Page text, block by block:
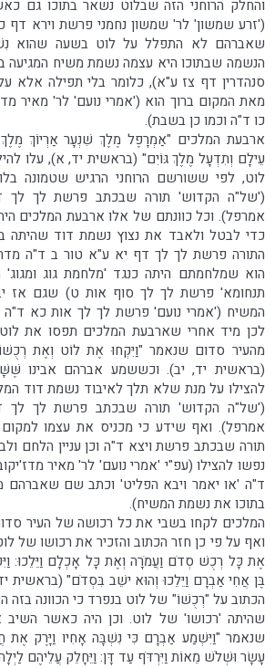
והחלק הרוחני הזה שבלוט נשאר בתוכו גם
('זרע שמשון' לר' שמשון נחמני פרשת וירא דף
שאברהם לא התפלל על לוט בשעה שהוא
הנשמה שבתוכו היא עצמה נשמת משיח המגיעה
סנהדרין דף צז ע"א), כלומר בלי תפילה אלא
מאת המקום ברוך הוא ('אמרי נועם' לר' מאיר
כו ד"ה וכמו כן בשבת).
ארבעת המלכים "אַמְרָפֶל מֶלֶךְ שִׁנְעָר אַרְיוֹךְ
עֵילָם וְתִדְעָל מֶלֶךְ גּוֹיִם" (בראשית יד, א), עלו
לוט, לפי ששורשם הרוחני הרגיש שטמונה
('של"ה הקדוש' תורה שבכתב פרשת לך לך
אמרפל). וכל כוונתם של אלו ארבעת המלכים
כדי לבטל ולאבד את נצוץ נשמת דוד שהיתה
התורה פרשת לך לך דף יא ע"א טור ב ד"ה
הוא שמלחמתם היתה כנגד 'מלחמת גוג
תנחומא' פרשת לך לך סוף אות ט) שגם אז
המשיח ('אמרי נועם' פרשת לך לך אות כא ד"ה
לכן מיד אחרי שארבעת המלכים תפסו את
מהעיר סדום שנאמר "וַיִּקְחוּ אֶת לוֹט וְאֶת
(בראשית יד, יב). וכששמע אברהם אבינו
להצילו על מנת שלא תלך לאיבוד נשמת דוד
('של"ה הקדוש' תורה שבכתב פרשת לך לך
אמרפל). ואף שידע כי מכניס את עצמו
תורה שבכתב פרשת ויצא ד"ה וכן עניין הלחם
נפשו להצילו (עפ"י 'אמרי נועם' לר' מאיר
ד"ה 'או יאמר ויבא הפליט' וכתב שם שאברהם
בתוכו את נשמת המשיח).
המלכים לקחו בשבי את כל רכושה של העיר
ואף על פי כן חזר הכתוב והזכיר את רכושו של
אֶת כָּל רְכֻשׁ סְדֹם וַעֲמֹרָה וְאֶת כָּל אָכְלָם וַיֵּלֵכוּ:
בֶּן אֲחִי אַבְרָם וַיֵּלֵכוּ וְהוּא ישֵׁב בִּסְדֹם" (בראשית
הכתוב על "רְכֻשׁוֹ" של לוט בנפרד כי הכוונה
שהיתה 'רכושו' של לוט. וכן היה כאשר השיב
שנאמר "וַיִּשְׁמַע אַבְרָם כִּי נִשְׁבָּה אָחִיו וַיָּרֶק אֶת
עָשָׂר וּשְׁלֹשׁ מֵאוֹת וַיִּרְדֹּף עַד דָּן: וַיֵּחָלֵק עֲלֵיהֶם